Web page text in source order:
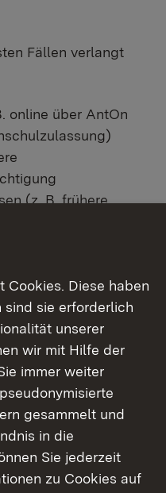
Fällen verlangt
online über AntOn
(z. B. frühere
Dienste (z. B. FSJ,
die im
werden (z. B.
besondere
ein.
oder, falls erlaubt,
Cookies. Diese haben
sind sie erforderlich
unserer
wir mit Hilfe der
immer weiter
gesammelt und
in die
Sie jederzeit
zu Cookies auf